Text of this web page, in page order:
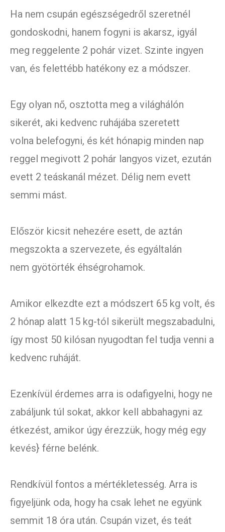
Ha nem csupán egészségedről szeretnél
gondoskodni, hanem fogyni is akarsz, igyál
meg reggelente 2 pohár vizet. Szinte ingyen
van, és felettébb hatékony ez a módszer.
Egy olyan nő, osztotta meg a világhálón
sikerét, aki kedvenc ruhájába szeretett
volna belefogyni, és két hónapig minden nap
reggel megivott 2 pohár langyos vizet, ezután
evett 2 teáskanál mézet. Délig nem evett
semmi mást.
Először kicsit nehezére esett, de aztán
megszokta a szervezete, és egyáltalán
nem gyötörték éhségrohamok.
Amikor elkezdte ezt a módszert 65 kg volt, és
2 hónap alatt 15 kg-tól sikerült megszabadulni,
így most 50 kilósan nyugodtan fel tudja venni a
kedvenc ruháját.
Ezenkívül érdemes arra is odafigyelni, hogy ne
zabáljunk túl sokat, akkor kell abbahagyni az
étkezést, amikor úgy érezzük, hogy még egy
kevés} férne belénk.
Rendkívül fontos a mértékletesség. Arra is
figyeljünk oda, hogy ha csak lehet ne együnk
semmit 18 óra után. Csupán vizet, és teát